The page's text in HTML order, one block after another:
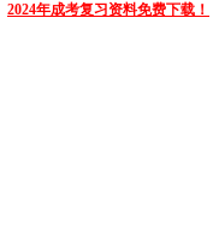
2024年成考复习资料免费下载！